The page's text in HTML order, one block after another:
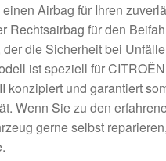
Airbag für Ihren
Rechtsairbag für den
der die Sicherheit bei
ist speziell für
konzipiert und garantiert
Wenn Sie zu den
gerne selbst